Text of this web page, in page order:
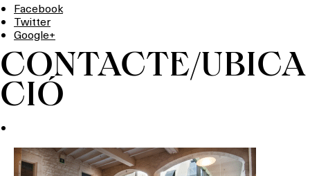
Què vols fer?
Facebook
Twitter
Google+
CONTACTE/UBICA
CIÓ